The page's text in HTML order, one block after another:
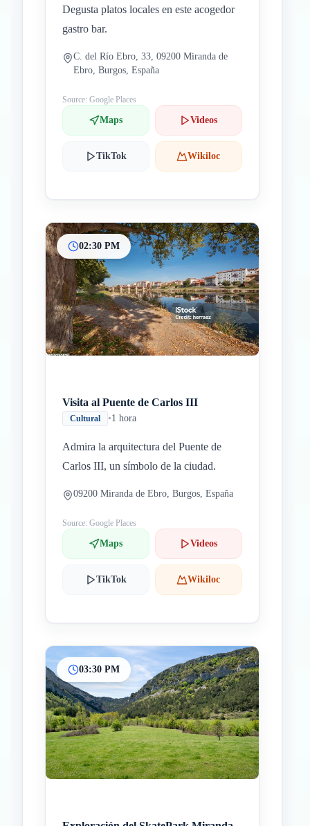
Degusta platos locales en este acogedor
gastro bar.
C. del Río Ebro, 33, 09200 Miranda de
Ebro, Burgos, España
Source: Google Places
Maps Videos
TikTok Wikiloc
02:30 PM
Visita al Puente de Carlos III
Cultural •1 hora
Admira la arquitectura del Puente de
Carlos III, un símbolo de la ciudad.
09200 Miranda de Ebro, Burgos, España
Source: Google Places
Maps Videos
TikTok Wikiloc
03:30 PM